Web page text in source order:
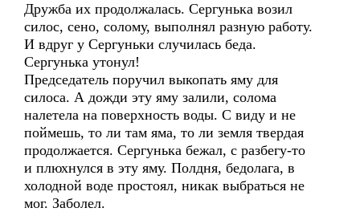
Дружба их продолжалась. Сергунька возил
силос, сено, солому, выполнял разную работу.
И вдруг у Сергуньки случилась беда.
Сергунька утонул!
Председатель поручил выкопать яму для
силоса. А дожди эту яму залили, солома
налетела на поверхность воды. С виду и не
поймешь, то ли там яма, то ли земля твердая
продолжается. Сергунька бежал, с разбегу-то
и плюхнулся в эту яму. Полдня, бедолага, в
холодной воде простоял, никак выбраться не
мог. Заболел.